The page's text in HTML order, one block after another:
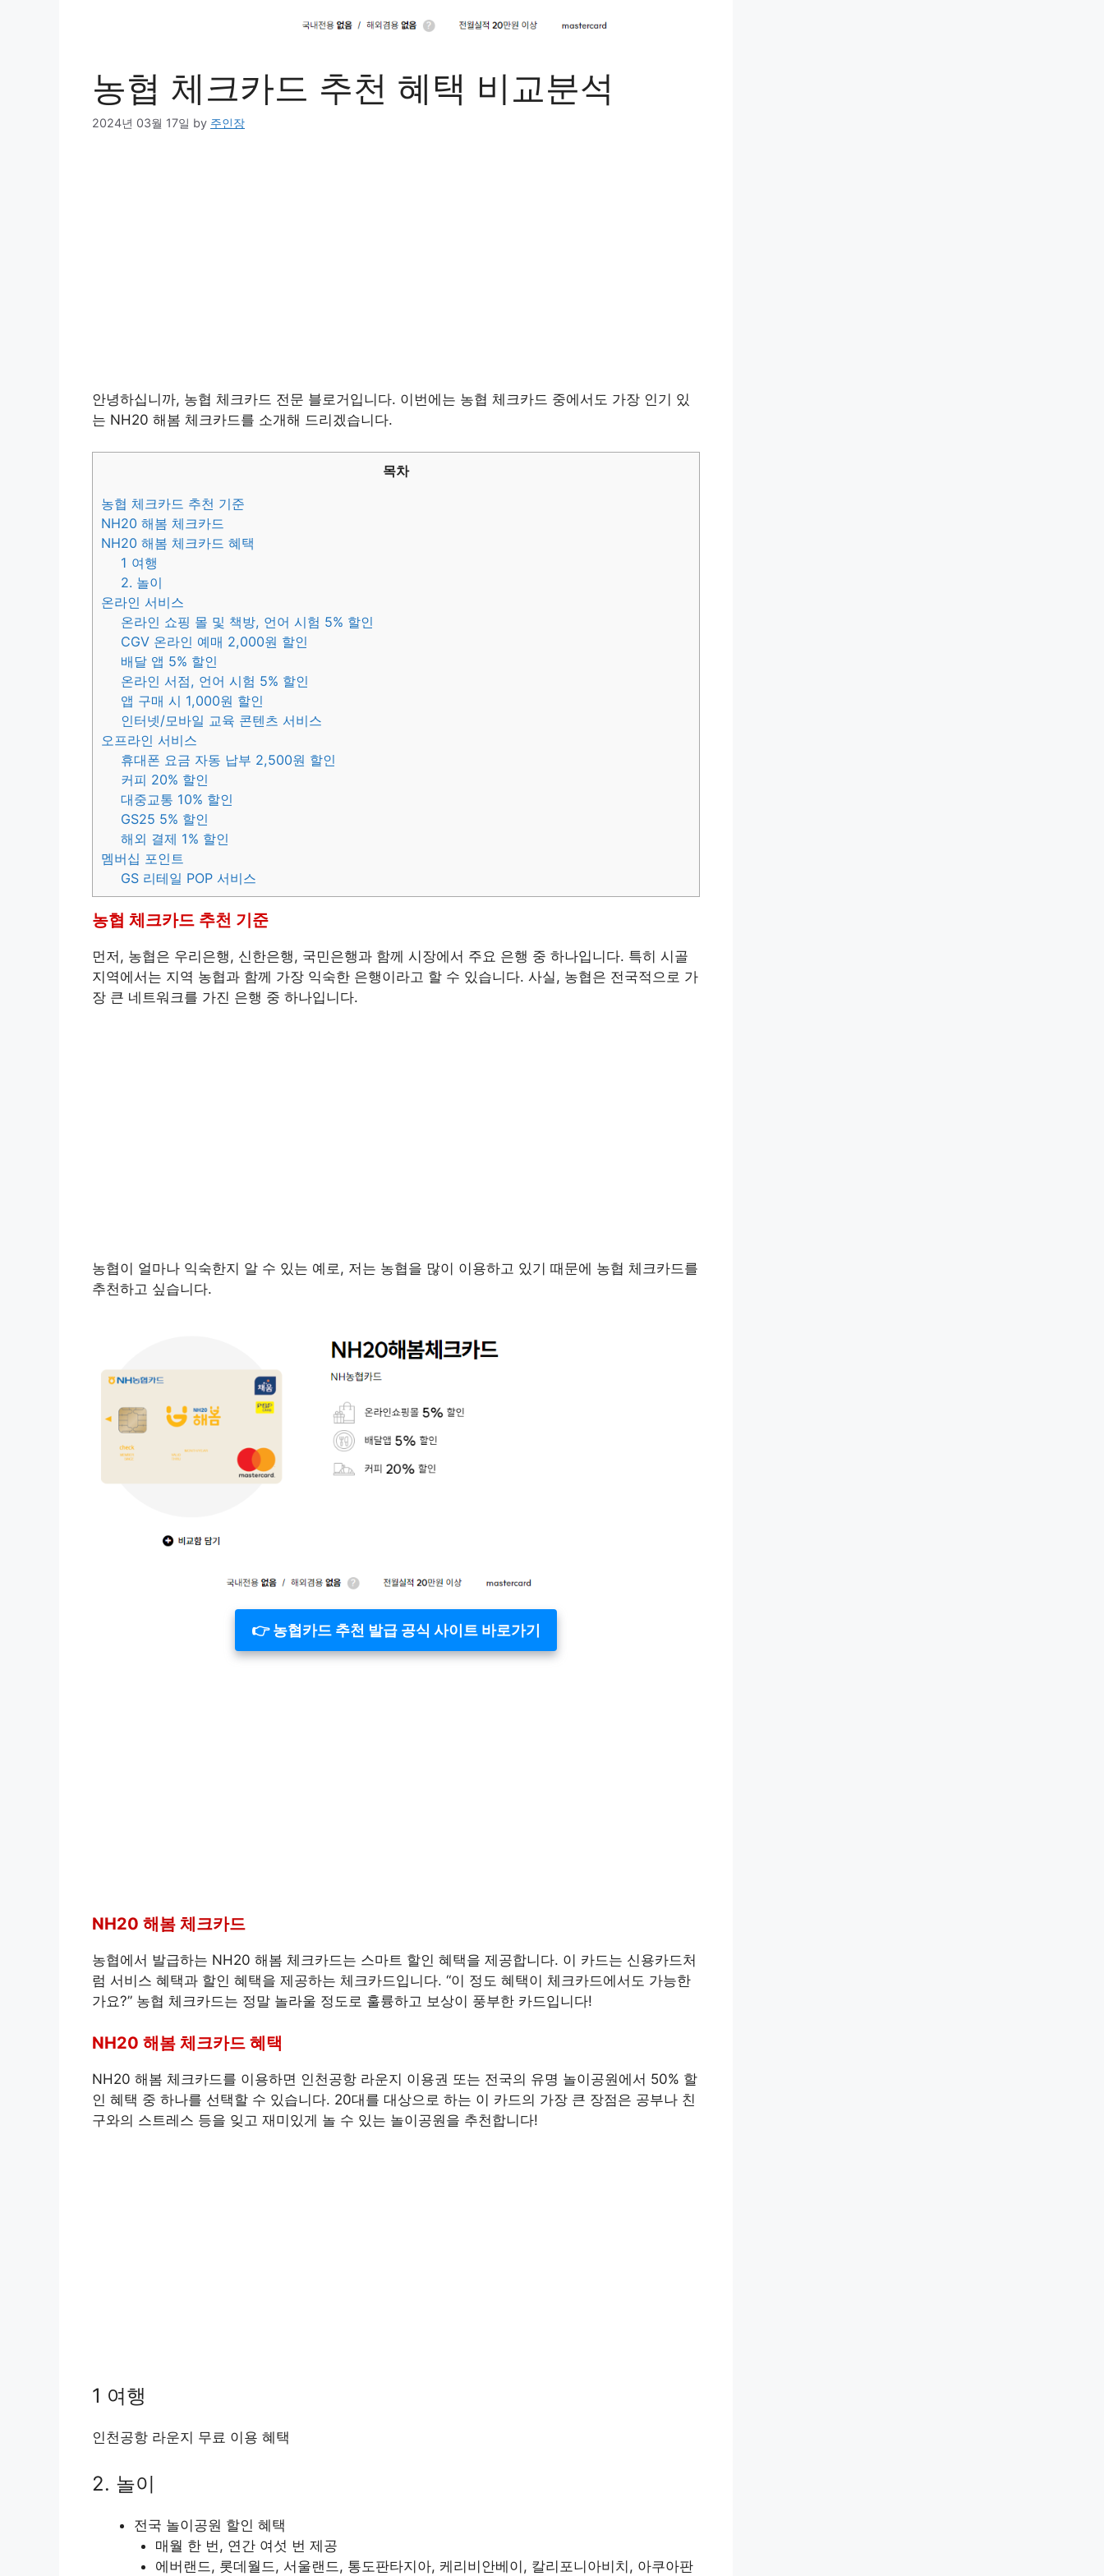
농협 체크카드 추천 혜택 비교분석
2024년 03월 17일 by 주인장
안녕하십니까, 농협 체크카드 전문 블로거입니다. 이번에는 농협 체크카드 중에서도 가장 인기 있
는 NH20 해봄 체크카드를 소개해 드리겠습니다.
목차
농협 체크카드 추천 기준
NH20 해봄 체크카드
NH20 해봄 체크카드 혜택
1 여행
2. 놀이
온라인 서비스
온라인 쇼핑 몰 및 책방, 언어 시험 5% 할인
CGV 온라인 예매 2,000원 할인
배달 앱 5% 할인
온라인 서점, 언어 시험 5% 할인
앱 구매 시 1,000원 할인
인터넷/모바일 교육 콘텐츠 서비스
오프라인 서비스
휴대폰 요금 자동 납부 2,500원 할인
커피 20% 할인
대중교통 10% 할인
GS25 5% 할인
해외 결제 1% 할인
멤버십 포인트
GS 리테일 POP 서비스
농협 체크카드 추천 기준
먼저, 농협은 우리은행, 신한은행, 국민은행과 함께 시장에서 주요 은행 중 하나입니다. 특히 시골
지역에서는 지역 농협과 함께 가장 익숙한 은행이라고 할 수 있습니다. 사실, 농협은 전국적으로 가
장 큰 네트워크를 가진 은행 중 하나입니다.
농협이 얼마나 익숙한지 알 수 있는 예로, 저는 농협을 많이 이용하고 있기 때문에 농협 체크카드를
추천하고 싶습니다.
👉 농협카드 추천 발급 공식 사이트 바로가기
NH20 해봄 체크카드
농협에서 발급하는 NH20 해봄 체크카드는 스마트 할인 혜택을 제공합니다. 이 카드는 신용카드처
럼 서비스 혜택과 할인 혜택을 제공하는 체크카드입니다. “이 정도 혜택이 체크카드에서도 가능한
가요?” 농협 체크카드는 정말 놀라울 정도로 훌륭하고 보상이 풍부한 카드입니다!
NH20 해봄 체크카드 혜택
NH20 해봄 체크카드를 이용하면 인천공항 라운지 이용권 또는 전국의 유명 놀이공원에서 50% 할
인 혜택 중 하나를 선택할 수 있습니다. 20대를 대상으로 하는 이 카드의 가장 큰 장점은 공부나 친
구와의 스트레스 등을 잊고 재미있게 놀 수 있는 놀이공원을 추천합니다!
1 여행
인천공항 라운지 무료 이용 혜택
2. 놀이
전국 놀이공원 할인 혜택
매월 한 번, 연간 여섯 번 제공
에버랜드, 롯데월드, 서울랜드, 통도판타지아, 케리비안베이, 칼리포니아비치, 아쿠아판